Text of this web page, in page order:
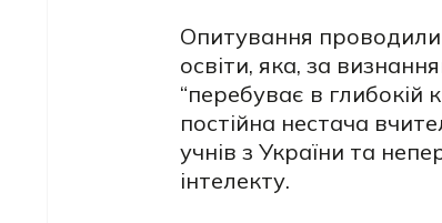
Опитування проводили
освіти, яка, за
“перебуває в глибокій
постійна нестача
учнів з України та
інтелекту.